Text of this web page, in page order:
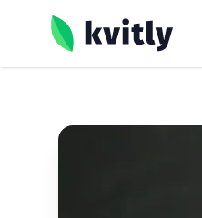
kvitly